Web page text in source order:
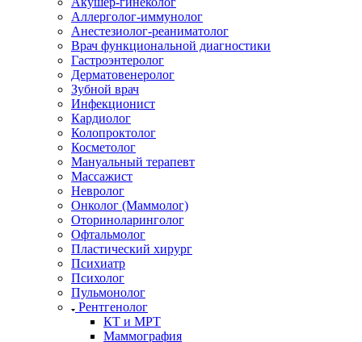
Аллерголог-иммунолог
Анестезиолог-реаниматолог
Врач функциональной диагностики
Гастроэнтеролог
Дерматовенеролог
Зубной врач
Инфекционист
Кардиолог
Колопроктолог
Косметолог
Мануальный терапевт
Массажист
Невролог
Онколог (Маммолог)
Оториноларинголог
Офтальмолог
Пластический хирург
Психиатр
Психолог
Пульмонолог
Рентгенолог
КТ и МРТ
Маммография